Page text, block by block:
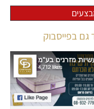
גם בפייסבוק